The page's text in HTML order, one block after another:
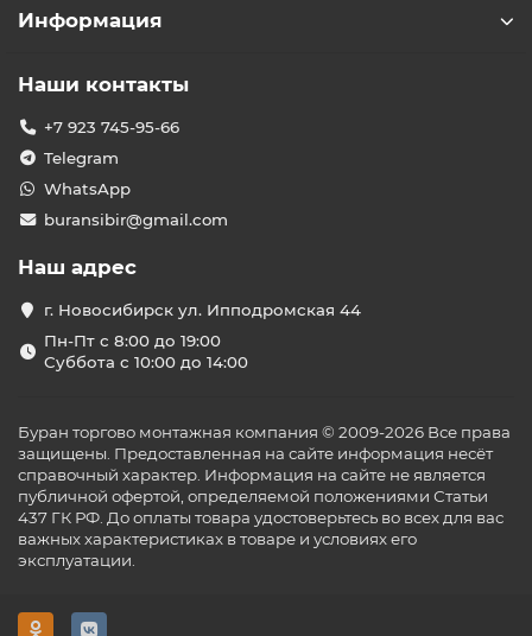
Информация
Наши контакты
+7 923 745-95-66
Telegram
WhatsApp
buransibir@gmail.com
Наш адрес
г. Новосибирск ул. Ипподромская 44
Пн-Пт с 8:00 до 19:00
Суббота с 10:00 до 14:00
Буран торгово монтажная компания © 2009-2026 Все права
защищены. Предоставленная на сайте информация несёт
справочный характер. Информация на сайте не является
публичной офертой, определяемой положениями Статьи
437 ГК РФ. До оплаты товара удостоверьтесь во всех для вас
важных характеристиках в товаре и условиях его
эксплуатации.